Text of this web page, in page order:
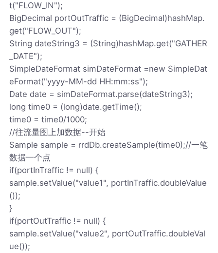
t("FLOW_IN");
BigDecimal portOutTraffic = (BigDecimal)hashMap.
get("FLOW_OUT");
String dateString3 = (String)hashMap.get("GATHER
_DATE");
SimpleDateFormat simDateFormat =new SimpleDat
eFormat("yyyy-MM-dd HH:mm:ss");
Date date = simDateFormat.parse(dateString3);
long time0 = (long)date.getTime();
time0 = time0/1000;
//往流量图上加数据--开始
Sample sample = rrdDb.createSample(time0);//一笔
数据一个点
if(portInTraffic != null) {
sample.setValue("value1", portInTraffic.doubleValue
());
}
if(portOutTraffic != null) {
sample.setValue("value2", portOutTraffic.doubleVal
ue());